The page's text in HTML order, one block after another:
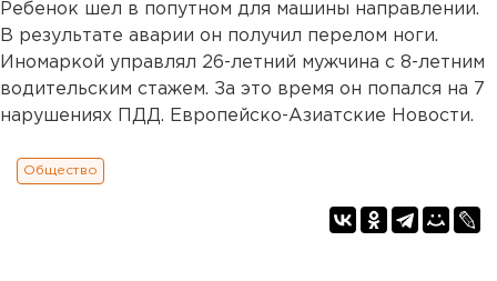
Ребенок шел в попутном для машины направлении.
В результате аварии он получил перелом ноги.
Иномаркой управлял 26-летний мужчина с 8-летним
водительским стажем. За это время он попался на 7
нарушениях ПДД. Европейско-Азиатские Новости.
Общество